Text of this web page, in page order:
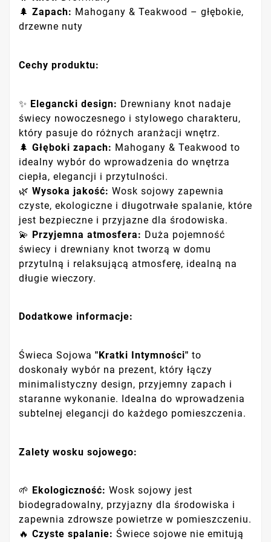
🌲 Zapach: Mahogany & Teakwood – głębokie,
drzewne nuty
Cechy produktu:
✨ Elegancki design: Drewniany knot nadaje
świecy nowoczesnego i stylowego charakteru,
który pasuje do różnych aranżacji wnętrz.
🌲 Głęboki zapach: Mahogany & Teakwood to
idealny wybór do wprowadzenia do wnętrza
ciepła, elegancji i przytulności.
🌿 Wysoka jakość: Wosk sojowy zapewnia
czyste, ekologiczne i długotrwałe spalanie, które
jest bezpieczne i przyjazne dla środowiska.
💫 Przyjemna atmosfera: Duża pojemność
świecy i drewniany knot tworzą w domu
przytulną i relaksującą atmosferę, idealną na
długie wieczory.
Dodatkowe informacje:
Świeca Sojowa "Kratki Intymności" to
doskonały wybór na prezent, który łączy
minimalistyczny design, przyjemny zapach i
staranne wykonanie. Idealna do wprowadzenia
subtelnej elegancji do każdego pomieszczenia.
Zalety wosku sojowego:
🌱 Ekologiczność: Wosk sojowy jest
biodegradowalny, przyjazny dla środowiska i
zapewnia zdrowsze powietrze w pomieszczeniu.
🔥 Czyste spalanie: Świece sojowe nie emitują